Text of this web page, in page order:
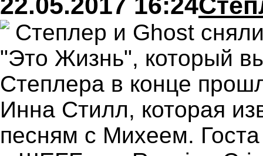
Степлер и Ghost
"Это Жизнь", который
Степлера в конце
Инна Стилл, которая
песням с Михеем.